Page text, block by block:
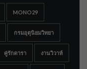
MONO29
กรมอุตุนิยมวิทยา
คู่รักดารา งานวิวาห์